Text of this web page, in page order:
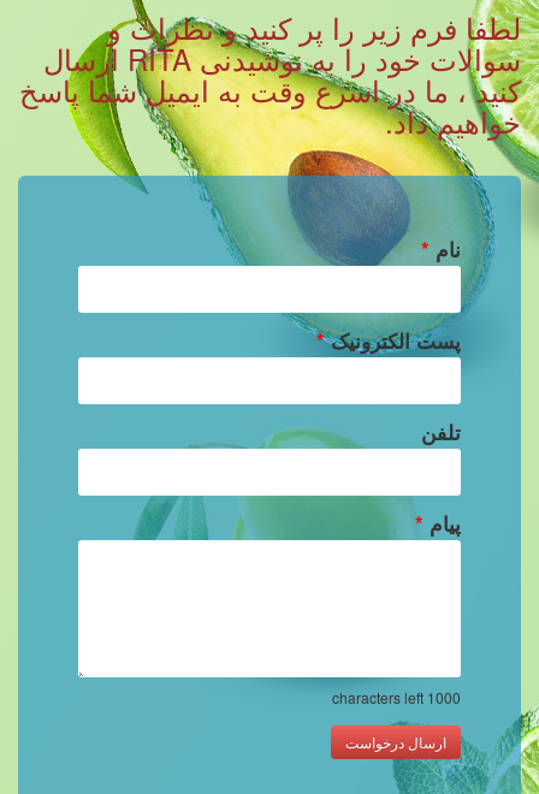
لطفا فرم زیر را پر کنید و نظرات و
سوالات خود را به نوشیدنی RITA ارسال
کنید ، ما در اسرع وقت به ایمیل شما پاسخ
خواهیم داد.
نام *
پست الکترونیک*
تلفن
پیام *
1000
ارسال درخواست